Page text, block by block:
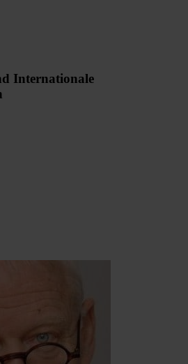
Internationale